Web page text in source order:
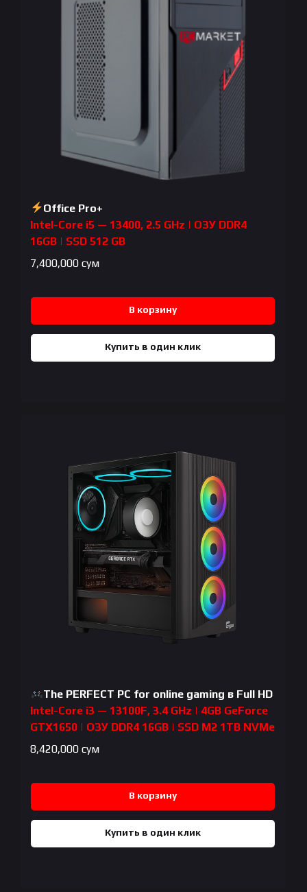
Office Pro+
Intel-Core i5 — 13400, 2.5 GHz | ОЗУ DDR4
16GB | SSD 512 GB
7,400,000 сум
В корзину
Купить в один клик
The PERFECT PC for online gaming в Full HD
Intel-Core i3 — 13100F, 3.4 GHz | 4GB GeForce
GTX1650 | ОЗУ DDR4 16GB | SSD M2 1TB NVMe
8,420,000 сум
В корзину
Купить в один клик